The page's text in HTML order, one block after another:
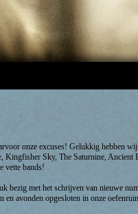
onze excuses! Gelukkig hebben
Kingfisher Sky, The Saturnine, Ancient
vette bands!
bezig met het schrijven van nieuwe
en avonden opgesloten in onze